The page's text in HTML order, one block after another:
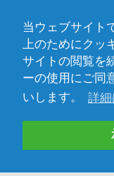
当ウェブサイト
上のためにクッ
サイトの閲覧を
ーの使用にご同
いします。
詳
会社
プラ
プレスリリー